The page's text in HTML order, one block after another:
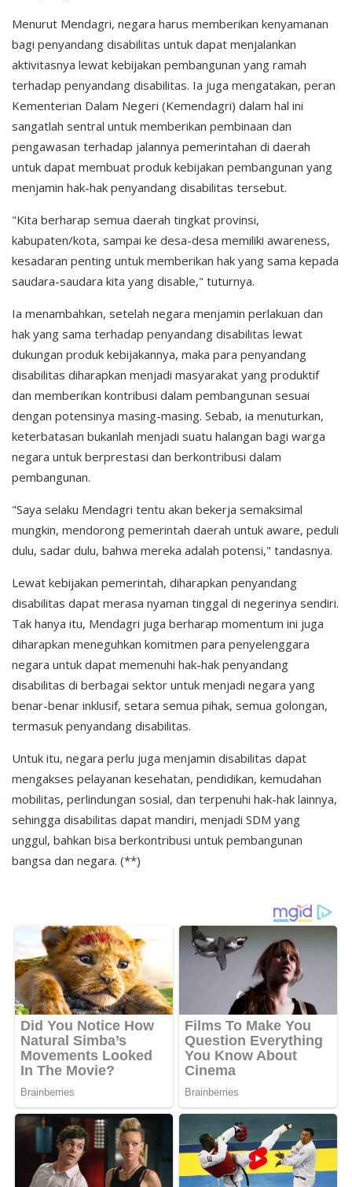
Menurut Mendagri, negara harus memberikan kenyamanan
bagi penyandang disabilitas untuk dapat menjalankan
aktivitasnya lewat kebijakan pembangunan yang ramah
terhadap penyandang disabilitas. Ia juga mengatakan, peran
Kementerian Dalam Negeri (Kemendagri) dalam hal ini
sangatlah sentral untuk memberikan pembinaan dan
pengawasan terhadap jalannya pemerintahan di daerah
untuk dapat membuat produk kebijakan pembangunan yang
menjamin hak-hak penyandang disabilitas tersebut.
"Kita berharap semua daerah tingkat provinsi,
kabupaten/kota, sampai ke desa-desa memiliki awareness,
kesadaran penting untuk memberikan hak yang sama kepada
saudara-saudara kita yang disable," tuturnya.
Ia menambahkan, setelah negara menjamin perlakuan dan
hak yang sama terhadap penyandang disabilitas lewat
dukungan produk kebijakannya, maka para penyandang
disabilitas diharapkan menjadi masyarakat yang produktif
dan memberikan kontribusi dalam pembangunan sesuai
dengan potensinya masing-masing. Sebab, ia menuturkan,
keterbatasan bukanlah menjadi suatu halangan bagi warga
negara untuk berprestasi dan berkontribusi dalam
pembangunan.
"Saya selaku Mendagri tentu akan bekerja semaksimal
mungkin, mendorong pemerintah daerah untuk aware, peduli
dulu, sadar dulu, bahwa mereka adalah potensi," tandasnya.
Lewat kebijakan pemerintah, diharapkan penyandang
disabilitas dapat merasa nyaman tinggal di negerinya sendiri.
Tak hanya itu, Mendagri juga berharap momentum ini juga
diharapkan meneguhkan komitmen para penyelenggara
negara untuk dapat memenuhi hak-hak penyandang
disabilitas di berbagai sektor untuk menjadi negara yang
benar-benar inklusif, setara semua pihak, semua golongan,
termasuk penyandang disabilitas.
Untuk itu, negara perlu juga menjamin disabilitas dapat
mengakses pelayanan kesehatan, pendidikan, kemudahan
mobilitas, perlindungan sosial, dan terpenuhi hak-hak lainnya,
sehingga disabilitas dapat mandiri, menjadi SDM yang
unggul, bahkan bisa berkontribusi untuk pembangunan
bangsa dan negara. (**)